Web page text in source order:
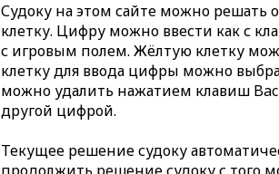
Судоку на этом сайте можно
клетку. Цифру можно ввести как с
с игровым полем. Жёлтую клетку
клетку для ввода цифры можно
можно удалить нажатием клавиш
другой цифрой.
Текущее решение судоку